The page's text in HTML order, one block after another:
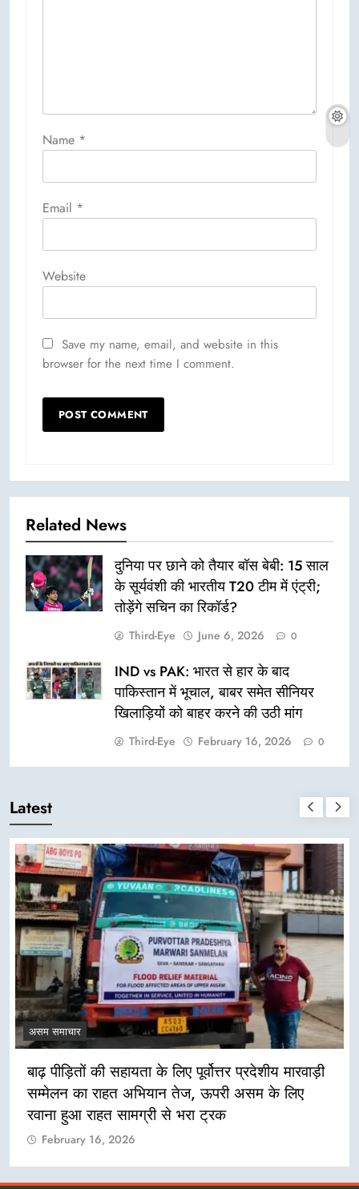
Name *
Email *
Website
Save my name, email, and website in this
browser for the next time I comment.
Related News
दुनिया पर छाने को तैयार बॉस बेबी: 15 साल
के सूर्यवंशी की भारतीय T20 टीम में एंट्री;
तोड़ेंगे सचिन का रिकॉर्ड?
Third-Eye June 6, 2026 0
IND vs PAK: भारत से हार के बाद
पाकिस्तान में भूचाल, बाबर समेत सीनियर
खिलाड़ियों को बाहर करने की उठी मांग
Third-Eye February 16, 2026 0
Latest
असम समाचार
बाढ़ पीड़ितों की सहायता के लिए पूर्वोत्तर प्रदेशीय मारवाड़ी
सम्मेलन का राहत अभियान तेज, ऊपरी असम के लिए
रवाना हुआ राहत सामग्री से भरा ट्रक
February 16, 2026